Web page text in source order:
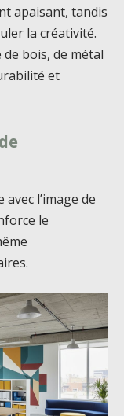
apaisant, tandis
la créativité.
de bois, de métal
et
l’image de
le